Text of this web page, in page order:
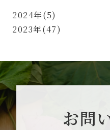
2024年(5)
2023年(47)
お問